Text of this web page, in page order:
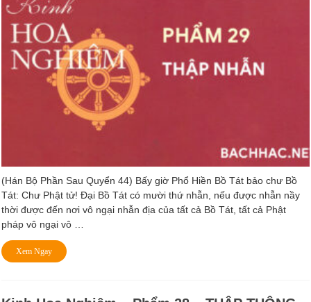
(Hán Bộ Phần Sau Quyển 44) Bấy giờ Phổ Hiền Bồ Tát bảo chư Bồ
Tát: Chư Phật tử! Ðại Bồ Tát có mười thứ nhẫn, nếu được nhẫn nầy
thời được đến nơi vô ngại nhẫn địa của tất cả Bồ Tát, tất cả Phật
pháp vô ngại vô …
Xem Ngay